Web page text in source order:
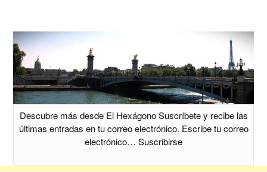
Descubre más desde El Hexágono Suscríbete y recibe las
últimas entradas en tu correo electrónico. Escribe tu correo
electrónico… Suscribirse